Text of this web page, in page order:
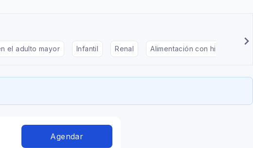
el adulto mayor Infantil Renal Alimentación con
Agendar